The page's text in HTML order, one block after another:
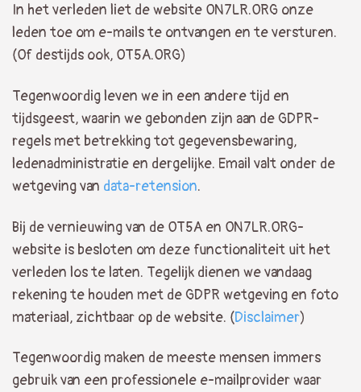
In het verleden liet de website ON7LR.ORG onze
leden toe om e-mails te ontvangen en te versturen.
(Of destijds ook, OT5A.ORG)
Tegenwoordig leven we in een andere tijd en
tijdsgeest, waarin we gebonden zijn aan de GDPR-
regels met betrekking tot gegevensbewaring,
ledenadministratie en dergelijke. Email valt onder de
wetgeving van data-retension.
Bij de vernieuwing van de OT5A en ON7LR.ORG-
website is besloten om deze functionaliteit uit het
verleden los te laten. Tegelijk dienen we vandaag
rekening te houden met de GDPR wetgeving en foto
materiaal, zichtbaar op de website. (Disclaimer)
Tegenwoordig maken de meeste mensen immers
gebruik van een professionele e-mailprovider waar